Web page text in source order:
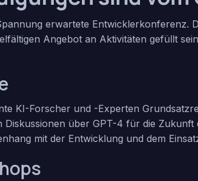
erwartete
Angebot an Aktivitäten gefüllt
KI-Forscher und -Experten
Diskussionen über GPT-4 für die Zukunft
mit der Entwicklung und dem